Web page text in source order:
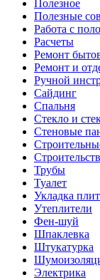
Полезное
Полезные
Работа с
Расчеты
Ремонт
Ремонт и
Ручной
Сайдинг
Спальня
Стекло и
Стеновые
Трубы
Туалет
Укладка
Утеплители
Фен-шуй
Шпаклевка
Штукатурка
Электрика